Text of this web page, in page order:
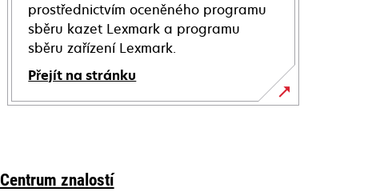
prostřednictvím oceněného programu
sběru kazet Lexmark a programu
sběru zařízení Lexmark.
Přejít na stránku
Centrum znalostí